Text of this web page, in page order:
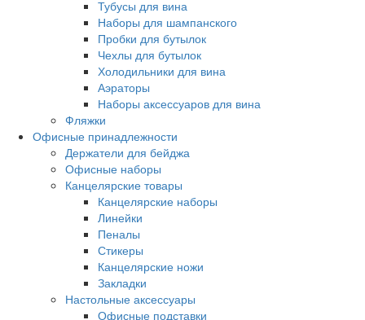
Тубусы для вина
Наборы для шампанского
Пробки для бутылок
Чехлы для бутылок
Холодильники для вина
Аэраторы
Наборы аксессуаров для вина
Фляжки
Офисные принадлежности
Держатели для бейджа
Офисные наборы
Канцелярские товары
Канцелярские наборы
Линейки
Пеналы
Стикеры
Канцелярские ножи
Закладки
Настольные аксессуары
Офисные подставки